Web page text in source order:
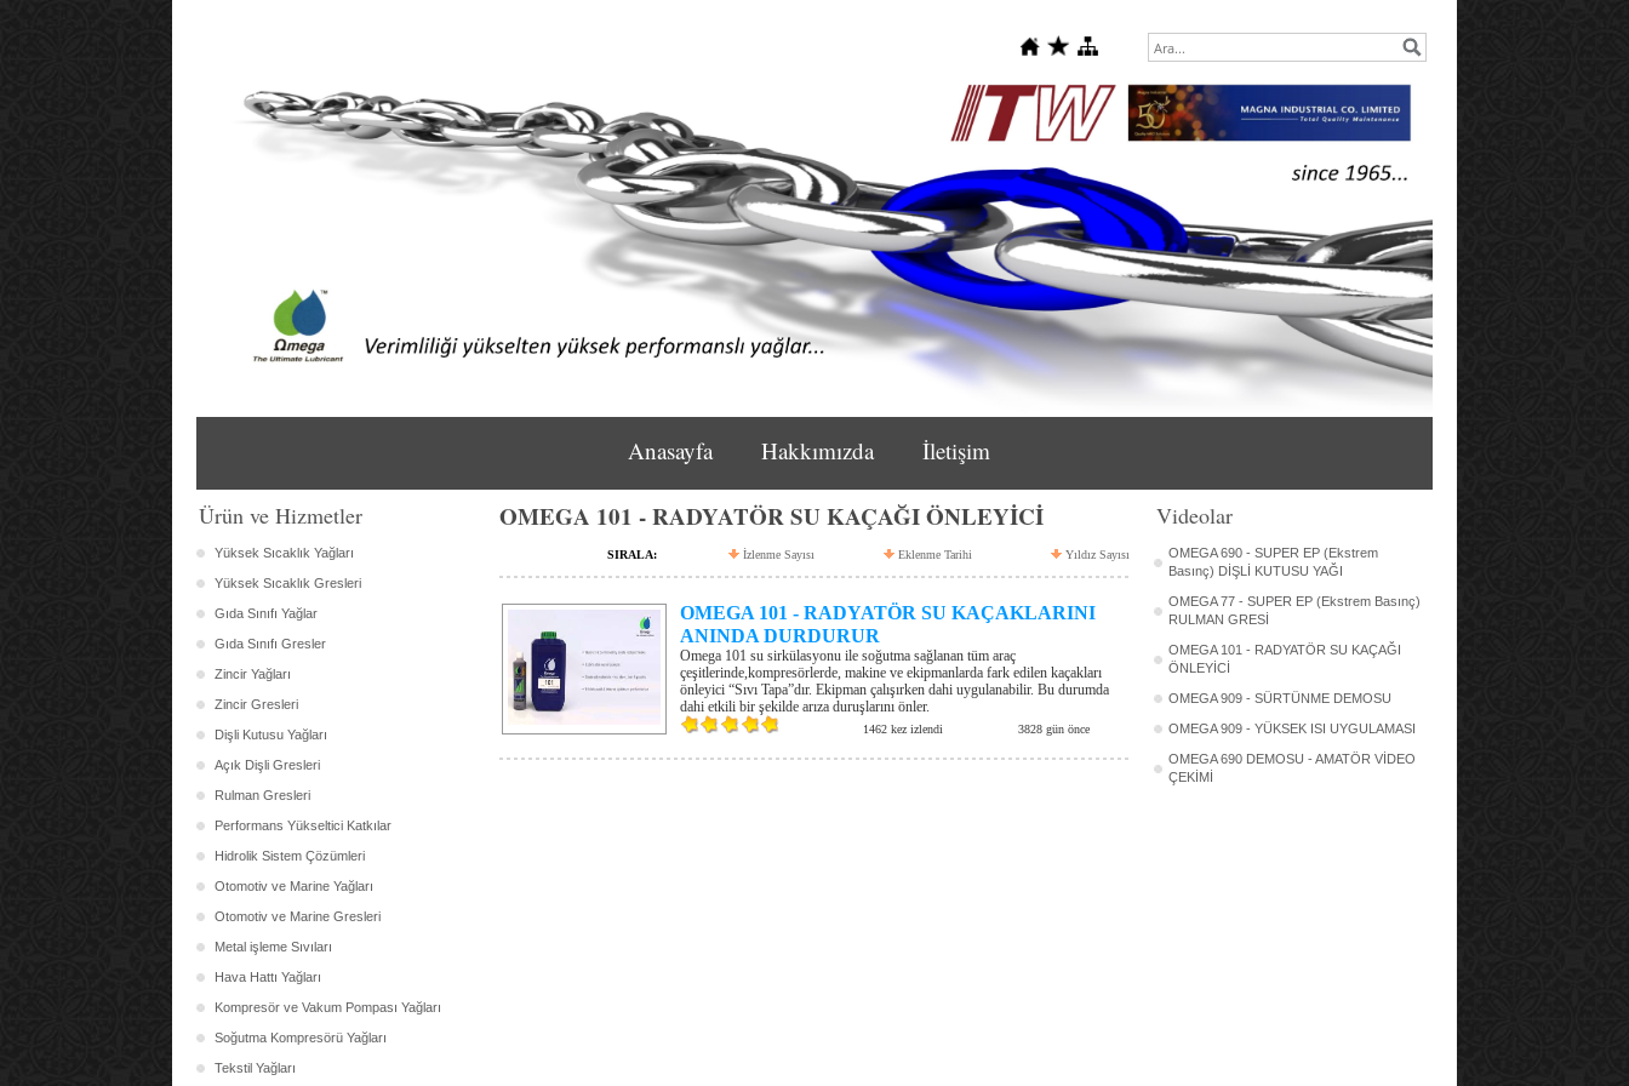
Anasayfa Hakkımızda İletişim
Ürün ve Hizmetler
Yüksek Sıcaklık Yağları
Yüksek Sıcaklık Gresleri
Gıda Sınıfı Yağlar
Gıda Sınıfı Gresler
Zincir Yağları
Zincir Gresleri
Dişli Kutusu Yağları
Açık Dişli Gresleri
Rulman Gresleri
Performans Yükseltici Katkılar
Hidrolik Sistem Çözümleri
Otomotiv ve Marine Yağları
Otomotiv ve Marine Gresleri
Metal işleme Sıvıları
Hava Hattı Yağları
Kompresör ve Vakum Pompası Yağları
Soğutma Kompresörü Yağları
Tekstil Yağları
OMEGA 101 - RADYATÖR SU KAÇAĞI ÖNLEYİCİ
SIRALA: İzlenme Sayısı Eklenme Tarihi Yıldız Sayısı
OMEGA 101 - RADYATÖR SU KAÇAKLARINI
ANINDA DURDURUR
Omega 101 su sirkülasyonu ile soğutma sağlanan tüm araç
çeşitlerinde,kompresörlerde, makine ve ekipmanlarda fark edilen kaçakları
önleyici “Sıvı Tapa”dır. Ekipman çalışırken dahi uygulanabilir. Bu durumda
dahi etkili bir şekilde arıza duruşlarını önler.
1462 kez izlendi 3828 gün önce
Videolar
OMEGA 690 - SUPER EP (Ekstrem
Basınç) DİŞLİ KUTUSU YAĞI
OMEGA 77 - SUPER EP (Ekstrem Basınç)
RULMAN GRESİ
OMEGA 101 - RADYATÖR SU KAÇAĞI
ÖNLEYİCİ
OMEGA 909 - SÜRTÜNME DEMOSU
OMEGA 909 - YÜKSEK ISI UYGULAMASI
OMEGA 690 DEMOSU - AMATÖR VİDEO
ÇEKİMİ